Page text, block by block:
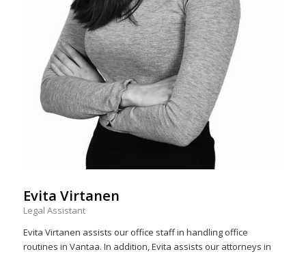
Evita Virtanen
Legal Assistant
Evita Virtanen assists our office staff in handling office
routines in Vantaa. In addition, Evita assists our attorneys in